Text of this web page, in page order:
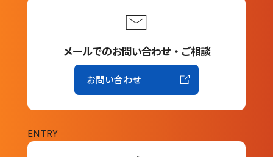
メールでのお問い合わせ・ご相談
お問い合わせ
ENTRY